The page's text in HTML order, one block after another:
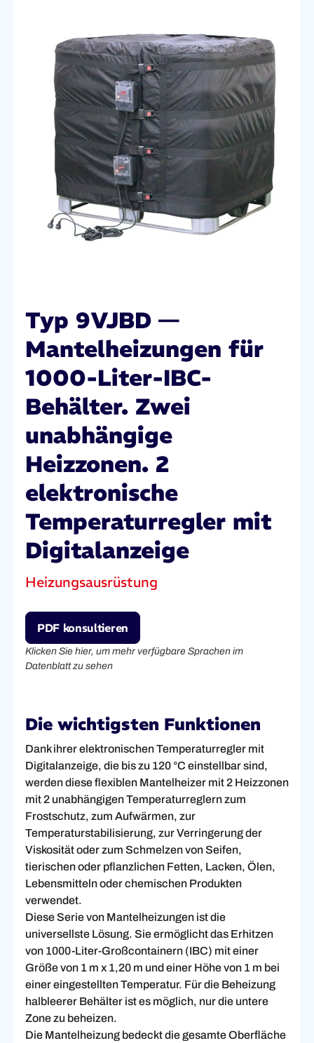
Typ 9VJBD —
Mantelheizungen für
1000-Liter-IBC-
Behälter. Zwei
unabhängige
Heizzonen. 2
elektronische
Temperaturregler mit
Digitalanzeige
Heizungsausrüstung
PDF konsultieren
Klicken Sie hier, um mehr verfügbare Sprachen im
Datenblatt zu sehen
Die wichtigsten Funktionen
Dank ihrer elektronischen Temperaturregler mit
Digitalanzeige, die bis zu 120 °C einstellbar sind,
werden diese flexiblen Mantelheizer mit 2 Heizzonen
mit 2 unabhängigen Temperaturreglern zum
Frostschutz, zum Aufwärmen, zur
Temperaturstabilisierung, zur Verringerung der
Viskosität oder zum Schmelzen von Seifen,
tierischen oder pflanzlichen Fetten, Lacken, Ölen,
Lebensmitteln oder chemischen Produkten
verwendet.
Diese Serie von Mantelheizungen ist die
universellste Lösung. Sie ermöglicht das Erhitzen
von 1000-Liter-Großcontainern (IBC) mit einer
Größe von 1 m x 1,20 m und einer Höhe von 1 m bei
einer eingestellten Temperatur. Für die Beheizung
halbleerer Behälter ist es möglich, nur die untere
Zone zu beheizen.
Die Mantelheizung bedeckt die gesamte Oberfläche